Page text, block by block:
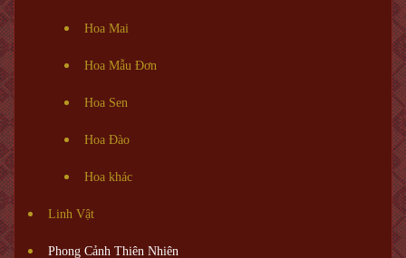
Hoa Mai
Hoa Mẫu Đơn
Hoa Sen
Hoa Đào
Hoa khác
Linh Vật
Phong Cảnh Thiên Nhiên